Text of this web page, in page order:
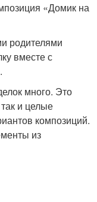
«Домик на
родителями
вместе с
много. Это
и целые
композиций.
из